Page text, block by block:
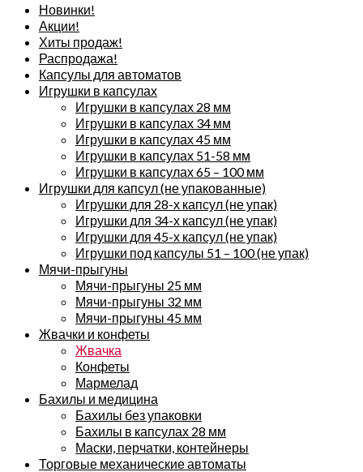
Новинки!
Акции!
Хиты продаж!
Распродажа!
Капсулы для автоматов
Игрушки в капсулах
Игрушки в капсулах 28 мм
Игрушки в капсулах 34 мм
Игрушки в капсулах 45 мм
Игрушки в капсулах 51-58 мм
Игрушки в капсулах 65 – 100 мм
Игрушки для капсул (не упакованные)
Игрушки для 28-х капсул (не упак)
Игрушки для 34-х капсул (не упак)
Игрушки для 45-х капсул (не упак)
Игрушки под капсулы 51 – 100 (не упак)
Мячи-прыгуны
Мячи-прыгуны 25 мм
Мячи-прыгуны 32 мм
Мячи-прыгуны 45 мм
Жвачки и конфеты
Жвачка
Конфеты
Мармелад
Бахилы и медицина
Бахилы без упаковки
Бахилы в капсулах 28 мм
Маски, перчатки, контейнеры
Торговые механические автоматы